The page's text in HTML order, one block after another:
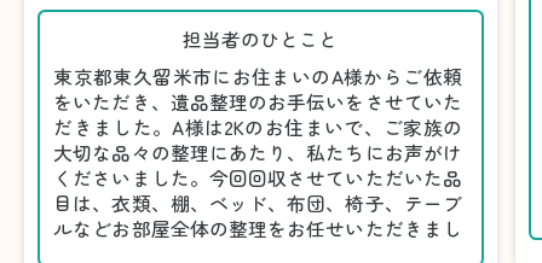
担当者のひとこと
東京都東久留米市にお住まいのA様からご依頼
をいただき、遺品整理のお手伝いをさせていた
だきました。A様は2Kのお住まいで、ご家族の
大切な品々の整理にあたり、私たちにお声がけ
くださいました。今回回収させていただいた品
目は、衣類、棚、ベッド、布団、椅子、テーブ
ルなどお部屋全体の整理をお任せいただきまし